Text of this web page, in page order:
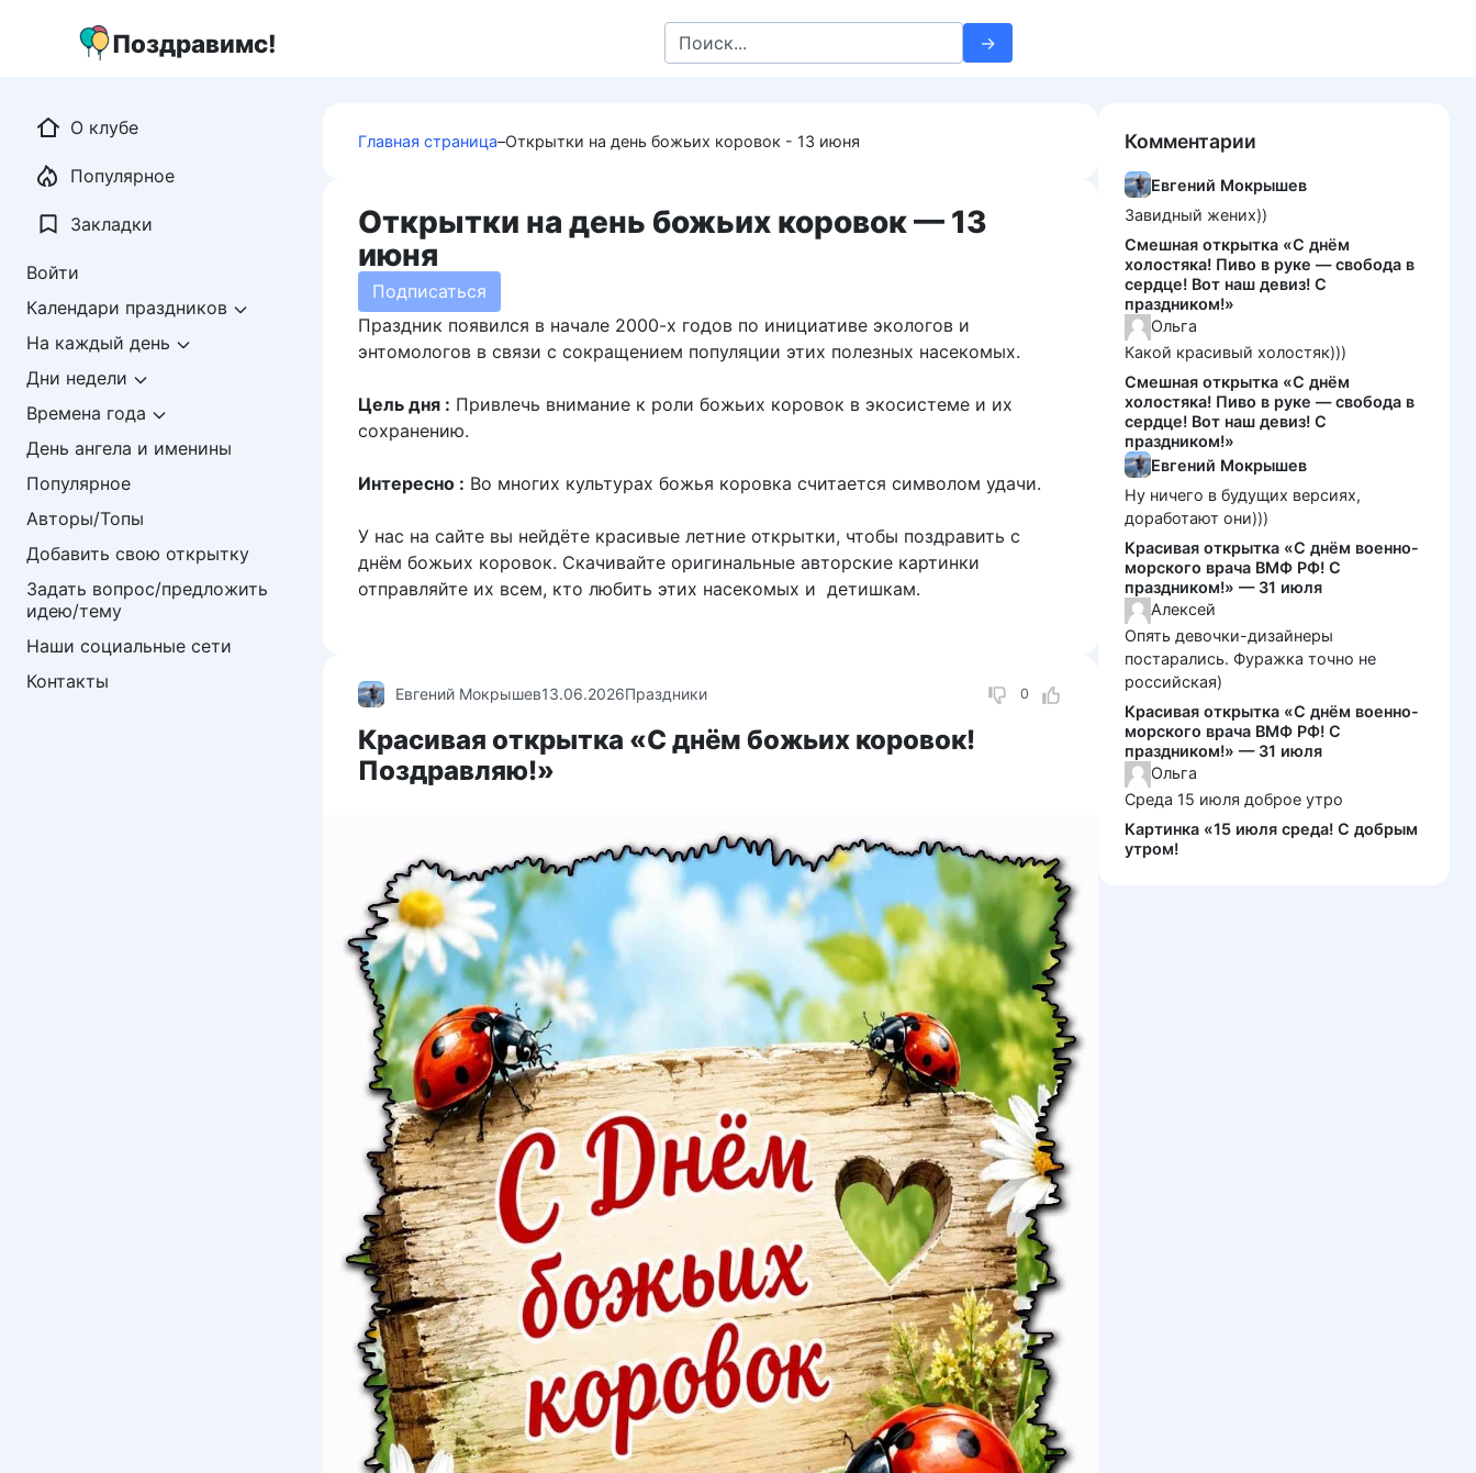
Поздравимс!
Search
for:
Главная страница–Открытки на день божьих коровок - 13 июня
Открытки на день божьих коровок — 13
июня
Подписаться
Праздник появился в начале 2000-х годов по инициативе экологов и
энтомологов в связи с сокращением популяции этих полезных насекомых.
Цель дня : Привлечь внимание к роли божьих коровок в экосистеме и их
сохранению.
Интересно : Во многих культурах божья коровка считается символом удачи.
У нас на сайте вы нейдёте красивые летние открытки, чтобы поздравить с
днём божьих коровок. Скачивайте оригинальные авторские картинки
отправляйте их всем, кто любить этих насекомых и детишкам.
0
Евгений Мокрышев13.06.2026Праздники
Красивая открытка «С днём божьих коровок!
Поздравляю!»
О клубе
Популярное
Закладки
Войти
Календари праздников
На каждый день
Дни недели
Времена года
День ангела и именины
Популярное
Авторы/Топы
Добавить свою открытку
Задать вопрос/предложить
идею/тему
Наши социальные сети
Контакты
Комментарии
Евгений Мокрышев
Завидный жених))
Смешная открытка «С днём
холостяка! Пиво в руке — свобода в
сердце! Вот наш девиз! С
праздником!»
Ольга
Какой красивый холостяк)))
Смешная открытка «С днём
холостяка! Пиво в руке — свобода в
сердце! Вот наш девиз! С
праздником!»
Евгений Мокрышев
Ну ничего в будущих версиях,
доработают они)))
Красивая открытка «С днём военно-
морского врача ВМФ РФ! С
праздником!» — 31 июля
Алексей
Опять девочки-дизайнеры
постарались. Фуражка точно не
российская)
Красивая открытка «С днём военно-
морского врача ВМФ РФ! С
праздником!» — 31 июля
Ольга
Среда 15 июля доброе утро
Картинка «15 июля среда! С добрым
утром!